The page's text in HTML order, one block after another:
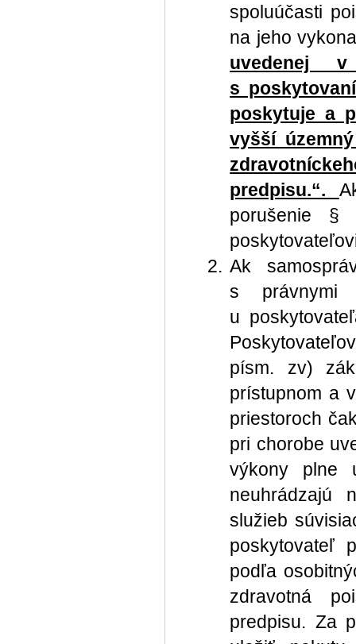
spoluúčasti
na jeho
uvedenej
s
poskytuje a
vyšší
predpisu.“.
porušenie
Ak
s právnymi
u
písm. zv)
prístupnom a
priestoroch
pri chorobe
výkony plne
neuhrádzajú
služieb
poskytovateľ
podľa
zdravotná
predpisu. Za